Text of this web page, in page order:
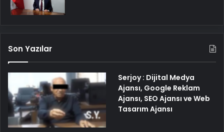
Son Yazılar
Serjoy : Dijital Medya
Ajansı, Google Reklam
Ajansı, SEO Ajansı ve Web
Tasarım Ajansı